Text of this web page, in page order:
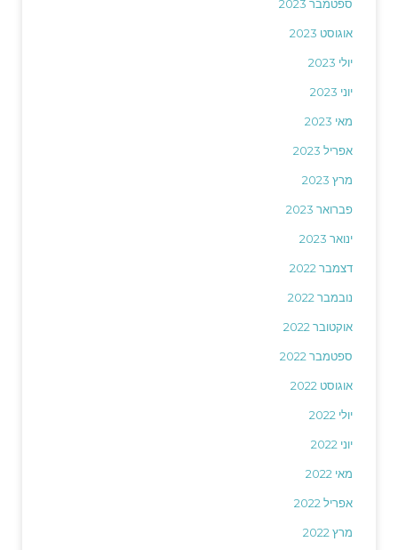
ספטמבר 2023
אוגוסט 2023
יולי 2023
יוני 2023
מאי 2023
אפריל 2023
מרץ 2023
פברואר 2023
ינואר 2023
דצמבר 2022
נובמבר 2022
אוקטובר 2022
ספטמבר 2022
אוגוסט 2022
יולי 2022
יוני 2022
מאי 2022
אפריל 2022
מרץ 2022